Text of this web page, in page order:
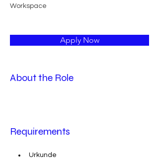
Workspace
Apply Now
About the Role
Requirements
Urkunde